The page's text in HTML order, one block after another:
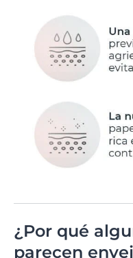
¿Por qué
parecen